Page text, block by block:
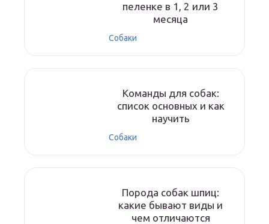
пеленке в 1, 2 или 3
месяца
Собаки
Команды для собак:
список основных и как
научить
Собаки
Порода собак шпиц:
какие бывают виды и
чем отличаются